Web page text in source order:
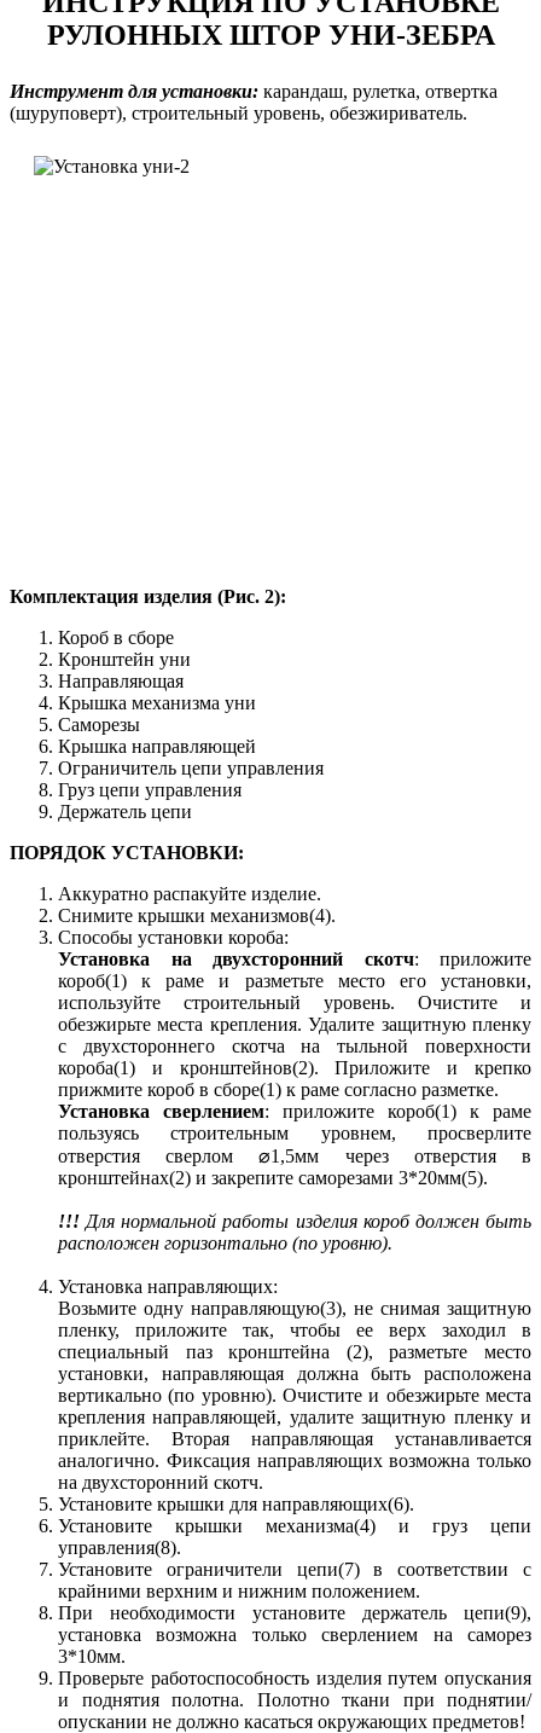
РУЛОННЫХ ШТОР УНИ-ЗЕБРА
Инструмент для установки: карандаш, рулетка, отвертка
(шуруповерт), строительный уровень, обезжириватель.
Комплектация изделия (Рис. 2):
Короб в сборе
Кронштейн уни
Направляющая
Крышка механизма уни
Саморезы
Крышка направляющей
Ограничитель цепи управления
Груз цепи управления
Держатель цепи
ПОРЯДОК УСТАНОВКИ:
Аккуратно распакуйте изделие.
Снимите крышки механизмов(4).
Способы установки короба:
Установка на двухсторонний скотч: приложите
короб(1) к раме и разметьте место его установки,
используйте строительный уровень. Очистите и
обезжирьте места крепления. Удалите защитную пленку
с двухстороннего скотча на тыльной поверхности
короба(1) и кронштейнов(2). Приложите и крепко
прижмите короб в сборе(1) к раме согласно разметке.
Установка сверлением: приложите короб(1) к раме
пользуясь строительным уровнем, просверлите
отверстия сверлом ⌀1,5мм через отверстия в
кронштейнах(2) и закрепите саморезами 3*20мм(5).
!!! Для нормальной работы изделия короб должен быть
расположен горизонтально (по уровню).
Установка направляющих:
Возьмите одну направляющую(3), не снимая защитную
пленку, приложите так, чтобы ее верх заходил в
специальный паз кронштейна (2), разметьте место
установки, направляющая должна быть расположена
вертикально (по уровню). Очистите и обезжирьте места
крепления направляющей, удалите защитную пленку и
приклейте. Вторая направляющая устанавливается
аналогично. Фиксация направляющих возможна только
на двухсторонний скотч.
Установите крышки для направляющих(6).
Установите крышки механизма(4) и груз цепи
управления(8).
Установите ограничители цепи(7) в соответствии с
крайними верхним и нижним положением.
При необходимости установите держатель цепи(9),
установка возможна только сверлением на саморез
3*10мм.
Проверьте работоспособность изделия путем опускания
и поднятия полотна. Полотно ткани при поднятии/
опускании не должно касаться окружающих предметов!